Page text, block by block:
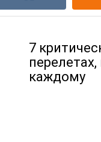
7
каждому